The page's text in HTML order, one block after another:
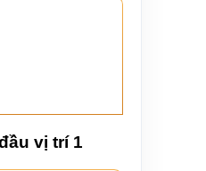
vị trí 1